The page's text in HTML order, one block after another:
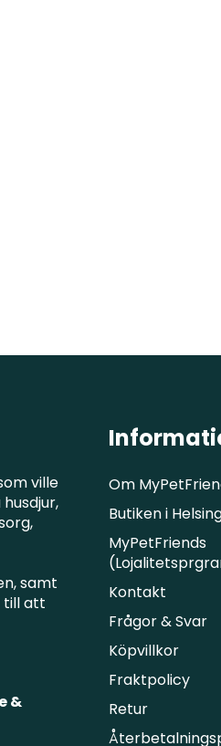
ville
samt
till att
&
Om
Butiken i
MyPetFriends
Kontakt
Frågor & Svar
Köpvillkor
Fraktpolicy
Retur